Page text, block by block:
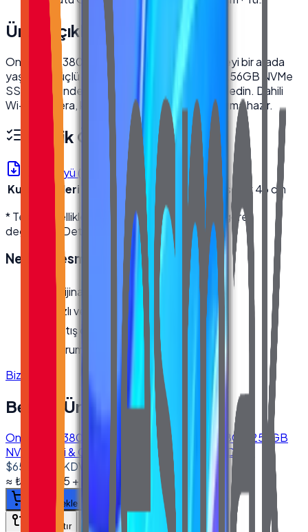
Ürün Açıklaması
Onega E-2380 All in One PC ile iş ve eğlenceyi bir arada
yaşayın. Güçlü i7 işlemci, 32GB RAM ve hızlı 256GB NVMe
SSD sayesinde tüm işlemlerinizi sorunsuz halledin. Dahili
Wi-Fi, kamera, klavye ve mouse seti ile kullanıma hazır.
Teknik Özellikler
Ürün Föyü (PDF)
Kutu Ölçüleri
En 22.5 cm · Boy 62 cm · Yükseklik 46 cm
* Teknik özellikler üretici kaynaklıdır; modele göre
değişebilir. Detaylı bilgi için bize ulaşın.
Neden Desmak
Orijinal, garantili ürün
Hızlı ve güvenli kargo
Satış öncesi/sonrası teknik destek
Kurumsal fatura · bayi fiyatları
Bize Ulaşın
Benzer Ürünler
Onega E-2380 23.8'' All in One PC I5 4460 8GB 256GB
NVMe Wi-Fi & Camera (Klavye & Mouse Set Dahil)
$650.00
+ KDV
≈₺31.061,55 + KDV (%
Sepete ekle
Karşılaştır